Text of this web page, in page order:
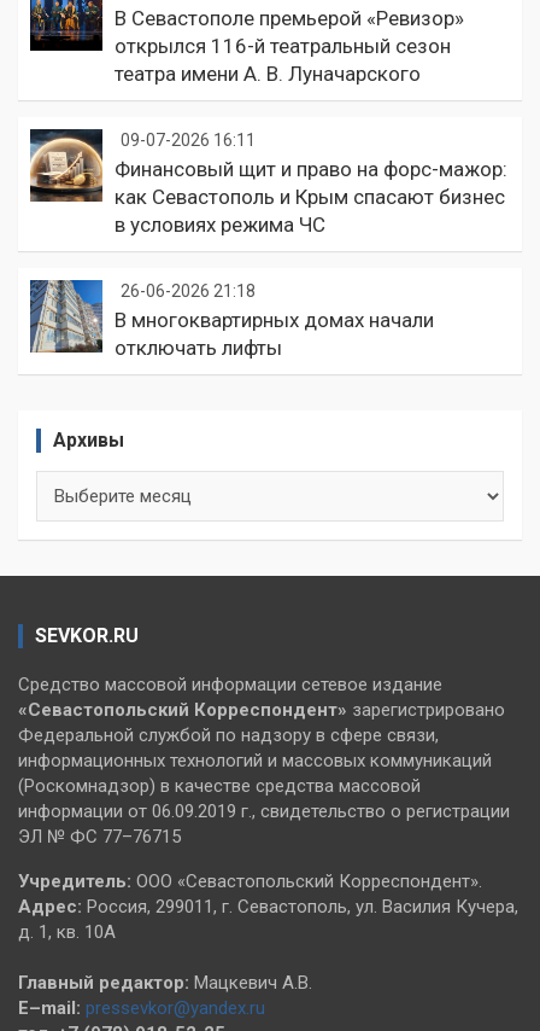
В Севастополе премьерой «Ревизор»
открылся 116-й театральный сезон
театра имени А. В. Луначарского
09-07-2026 16:11
Финансовый щит и право на форс-мажор:
как Севастополь и Крым спасают бизнес
в условиях режима ЧС
26-06-2026 21:18
В многоквартирных домах начали
отключать лифты
Архивы
SEVKOR.RU
Средство массовой информации сетевое издание
«Севастопольский Корреспондент» зарегистрировано
Федеральной службой по надзору в сфере связи,
информационных технологий и массовых коммуникаций
(Роскомнадзор) в качестве средства массовой
информации от 06.09.2019 г., свидетельство о регистрации
ЭЛ № ФС 77–76715
Учредитель: ООО «Севастопольский Корреспондент».
Адрес: Россия, 299011, г. Севастополь, ул. Василия Кучера,
д. 1, кв. 10А
Главный редактор: Мацкевич А.В.
E–mail: pressevkor@yandex.ru